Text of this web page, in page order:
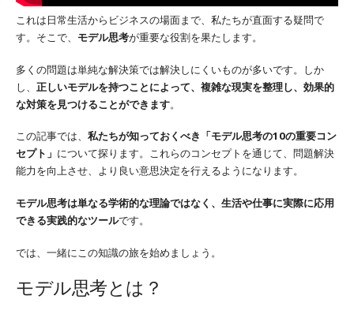
これは日常生活からビジネスの場面まで、私たちが直面する疑問で
す。そこで、 モデル思考が重要な役割を果たします。
多くの問題は単純な解決策では解決しにくいものが多いです。しか
し、 正しいモデルを持つことによって、複雑な現実を整理し、効果的
な対策を見つけることができます。
この記事では、 私たちが知っておくべき「モデル思考の10の重要コン
セプト」 について探ります。これらのコンセプトを通じて、問題解決
能力を向上させ、より良い意思決定を行えるようになります。
モデル思考は単なる学術的な理論ではなく、生活や仕事に実際に応用
できる実践的なツールです。
では、一緒にこの知識の旅を始めましょう。
モデル思考とは？